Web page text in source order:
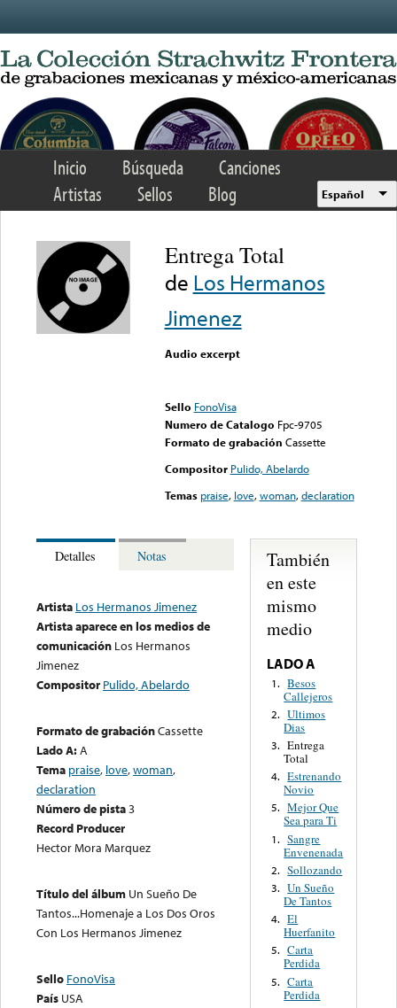
Inicio Búsqueda
Canciones
Artistas
Sellos Blog Español
Entrega Total
de Los Hermanos
Jimenez
Audio excerpt
Sello FonoVisa
Numero de Catalogo Fpc-9705
Formato de grabación Cassette
Compositor Pulido, Abelardo
Temas praise, love,woman,declaration
Detalles Notas
Artista Los Hermanos Jimenez
Artista aparece en los medios de
comunicación Los Hermanos
Jimenez
Compositor Pulido, Abelardo
Formato de grabaciónCassette
Lado A:A
Tema praise, love,woman,
declaration
Número de pista3
Record Producer
Hector Mora Marquez
Título del álbum Un Sueño De
Tantos...Homenaje a Los Dos Oros
Con Los Hermanos Jimenez
Sello FonoVisa
País USA
También
en este
mismo
medio
LADO A
1. Besos
Callejeros
2. Ultimos
Dias
3. Entrega
Total
4. Estrenando
Novio
5. Mejor Que
Sea para Ti
1. Sangre
Envenenada
2. Sollozando
3. Un Sueño
De Tantos
4. El
Huerfanito
5. Carta
Perdida
5. Carta
Perdida